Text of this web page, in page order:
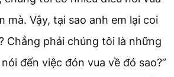
mà. Vậy, tại sao anh em lại coi
Chẳng phải chúng tôi là những
đến việc đón vua về đó sao?”